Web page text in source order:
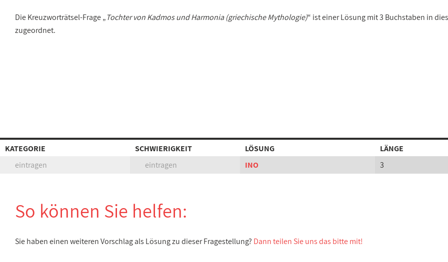
Die Kreuzworträtsel-Frage „Tochter von Kadmos und Harmonia (griechische Mythologie)“ ist einer Lösung mit 3 Buchstaben in
zugeordnet.
KATEGORIE SCHWIERIGKEIT LÖSUNG
LÄNGE
eintragen
eintragen INO 3
So können Sie helfen:
Sie haben einen weiteren Vorschlag als Lösung zu dieser Fragestellung? Dann teilen Sie uns das bitte mit!